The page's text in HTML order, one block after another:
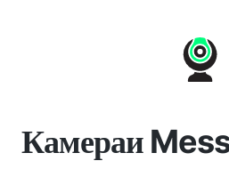
Камераи